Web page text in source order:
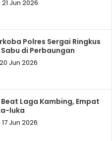
21 Jun 2026
Polres Sergai Ringkus
di Perbaungan
20 Jun 2026
Laga Kambing, Empat
luka
17 Jun 2026